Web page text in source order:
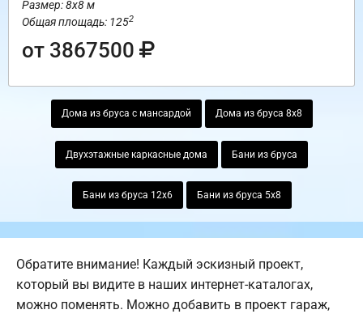
Размер: 8х8 м
Общая площадь: 1252
от 3867500
Дома из бруса с мансардой Дома из бруса 8х8
Двухэтажные каркасные дома Бани из бруса
Бани из бруса 12х6 Бани из бруса 5х8
Обратите внимание! Каждый эскизный проект,
который вы видите в наших интернет-каталогах,
можно поменять. Можно добавить в проект гараж,